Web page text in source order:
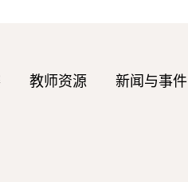
教师资源 新闻与事件